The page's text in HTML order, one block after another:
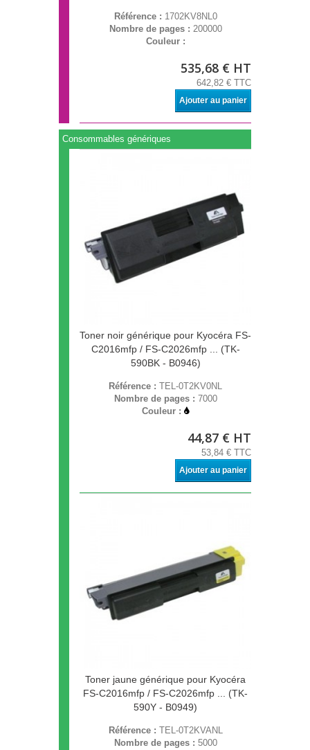
Référence : 1702KV8NL0
Nombre de pages : 200000
Couleur :
535,68 € HT
642,82 € TTC
Ajouter au panier
Consommables génériques
Toner noir générique pour Kyocéra FS-
C2016mfp / FS-C2026mfp ... (TK-
590BK - B0946)
Référence : TEL-0T2KV0NL
Nombre de pages : 7000
Couleur :
44,87 € HT
53,84 € TTC
Ajouter au panier
Toner jaune générique pour Kyocéra
FS-C2016mfp / FS-C2026mfp ... (TK-
590Y - B0949)
Référence : TEL-0T2KVANL
Nombre de pages : 5000